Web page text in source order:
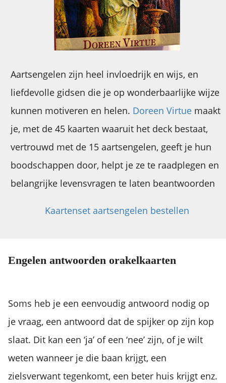
Aartsengelen zijn heel invloedrijk en wijs, en
liefdevolle gidsen die je op wonderbaarlijke wijze
kunnen motiveren en helen. Doreen Virtue maakt
je, met de 45 kaarten waaruit het deck bestaat,
vertrouwd met de 15 aartsengelen, geeft je hun
boodschappen door, helpt je ze te raadplegen en
belangrijke levensvragen te laten beantwoorden
Kaartenset aartsengelen bestellen
Engelen antwoorden orakelkaarten
Soms heb je een eenvoudig antwoord nodig op
je vraag, een antwoord dat de spijker op zijn kop
slaat. Dit kan een ‘ja’ of een ‘nee’ zijn, of je wilt
weten wanneer je die baan krijgt, een
zielsverwant tegenkomt, een beter huis krijgt enz.